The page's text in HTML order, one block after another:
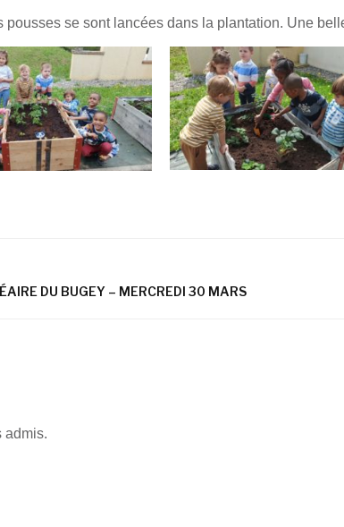
pousses se sont lancées dans la plantation. Une
DU BUGEY – MERCREDI 30 MARS
admis.